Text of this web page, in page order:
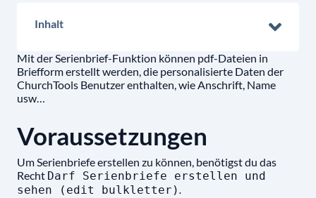
Inhalt
Mit der Serienbrief-Funktion können pdf-Dateien in
Briefform erstellt werden, die personalisierte Daten der
ChurchTools Benutzer enthalten, wie Anschrift, Name
usw…
Voraussetzungen
Um Serienbriefe erstellen zu können, benötigst du das
Recht Darf Serienbriefe erstellen und
sehen (edit bulkletter).